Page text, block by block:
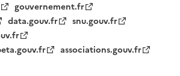
gouvernement.fr
data.gouv.fr
snu.gouv.fr
associations.gouv.fr